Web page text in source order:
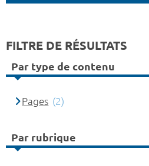
FILTRE DE RÉSULTATS
Par type de contenu
Pages (2)
Par rubrique